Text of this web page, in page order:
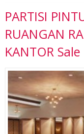
PARTISI
RUANGAN
KANTOR Sale